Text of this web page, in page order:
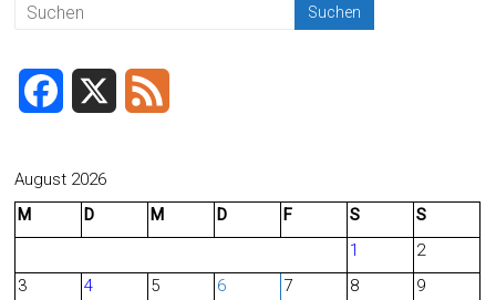
c
b
August 2026
M
D M D F S
S
1
2
3
4 5 6 7 8
9